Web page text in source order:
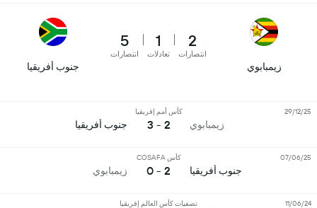
زيمبابوي
2
انتصارات
1
تعادلات
5
انتصارات
جنوب أفريقيا
زيمبابوي
كأس أمم إفريقيا
2 - 3 جنوب أفريقيا
29/12/25
جنوب أفريقيا
كأس COSAFA
2 - 0 زيمبابوي
07/06/25
تصفيات كأس العالم إفريقيا 11/06/24